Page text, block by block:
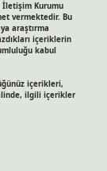
İletişim Kurumu
vermektedir. Bu
araştırma
içeriklerin
kabul
içerikleri,
ilgili içerikler